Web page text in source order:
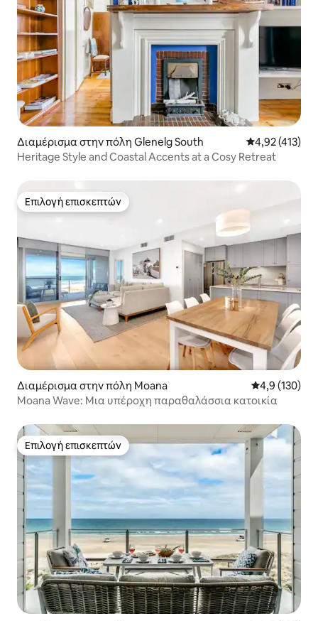
Διαμέρισμα στην πόλη Glenelg South Μέση
4,92 (413)
Heritage Style and Coastal Accents at a Cosy Retreat
Επιλογή επισκεπτών
Επιλογή επισκεπτών
Διαμέρισμα στην πόλη Moana Μέση
4,9 (130)
Moana Wave: Μια υπέροχη παραθαλάσσια κατοικία
Επιλογή επισκεπτών
Επιλογή επισκεπτών